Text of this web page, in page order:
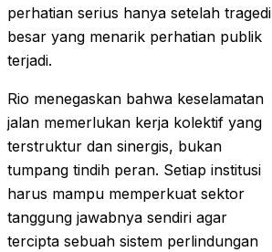
perhatian serius hanya setelah tragedi
besar yang menarik perhatian publik
terjadi.
Rio menegaskan bahwa keselamatan
jalan memerlukan kerja kolektif yang
terstruktur dan sinergis, bukan
tumpang tindih peran. Setiap institusi
harus mampu memperkuat sektor
tanggung jawabnya sendiri agar
tercipta sebuah sistem perlindungan